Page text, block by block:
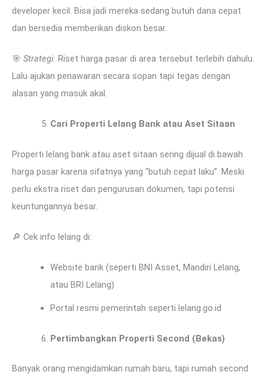
developer kecil. Bisa jadi mereka sedang butuh dana cepat
dan bersedia memberikan diskon besar.
🎯 Strategi: Riset harga pasar di area tersebut terlebih dahulu.
Lalu ajukan penawaran secara sopan tapi tegas dengan
alasan yang masuk akal.
Cari Properti Lelang Bank atau Aset Sitaan
Properti lelang bank atau aset sitaan sering dijual di bawah
harga pasar karena sifatnya yang “butuh cepat laku”. Meski
perlu ekstra riset dan pengurusan dokumen, tapi potensi
keuntungannya besar.
🔎 Cek info lelang di:
Website bank (seperti BNI Asset, Mandiri Lelang,
atau BRI Lelang)
Portal resmi pemerintah seperti lelang.go.id
Pertimbangkan Properti Second (Bekas)
Banyak orang mengidamkan rumah baru, tapi rumah second